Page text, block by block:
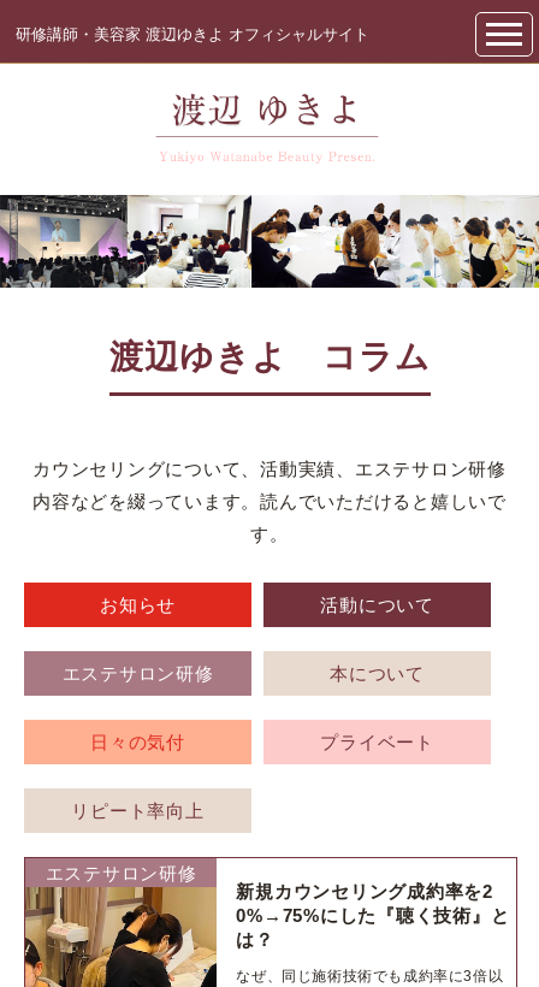
研修講師・美容家 渡辺ゆきよ オフィシャルサイト
渡辺ゆきよ コラム
カウンセリングについて、活動実績、エステサロン研修
内容などを綴っています。読んでいただけると嬉しいで
す。
お知らせ 活動について
エステサロン研修 本について
日々の気付 プライベート
リピート率向上
エステサロン研修
新規カウンセリング成約率を2
0%→75%にした『聴く技術』と
は？
なぜ、同じ施術技術でも成約率に3倍以